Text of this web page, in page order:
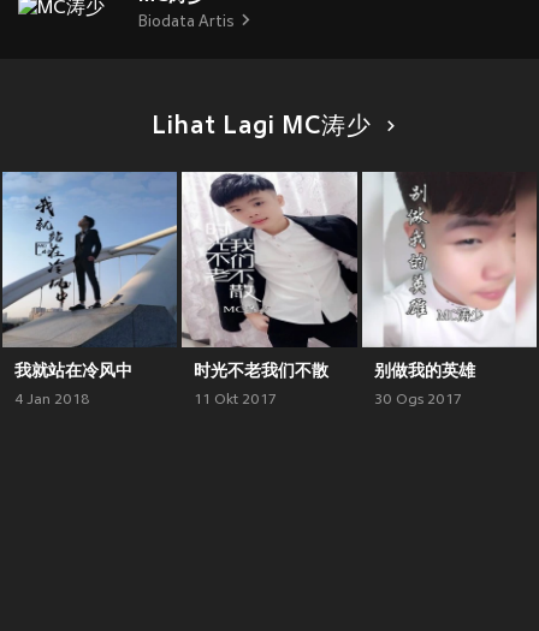
Biodata Artis
Lihat Lagi MC涛少
我就站在冷风中
4 Jan 2018
时光不老我们不散
11 Okt 2017
别做我的英雄
30 Ogs 2017